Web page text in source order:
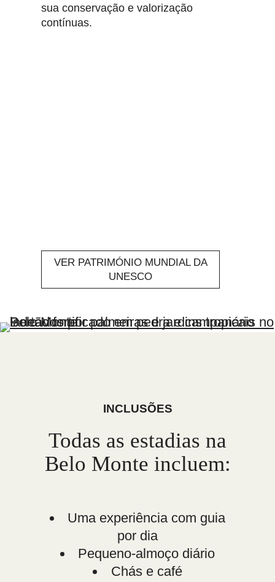
sua conservação e valorização
contínuas.
VER PATRIMÓNIO MUNDIAL DA
UNESCO
INCLUSÕES
Todas as estadias na
Belo Monte incluem:
Uma experiência com guia
por dia
Pequeno-almoço diário
Chás e café